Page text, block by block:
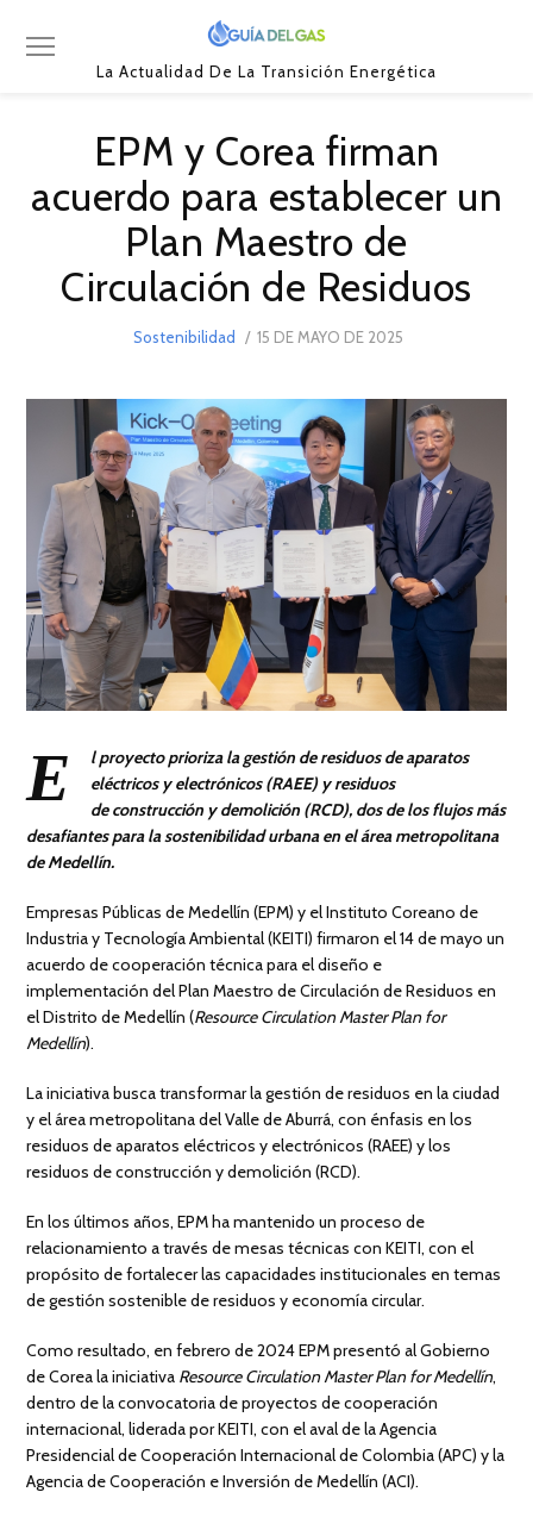
La Actualidad De La Transición Energética
EPM y Corea firman
acuerdo para establecer un
Plan Maestro de
Circulación de Residuos
Sostenibilidad
POSTED
15 DE MAYO DE 2025
E
l proyecto prioriza la gestión de residuos de aparatos
eléctricos y electrónicos (RAEE) y residuos
de construcción y demolición (RCD), dos de los flujos más
desafiantes para la sostenibilidad urbana en el área metropolitana
de Medellín.
Empresas Públicas de Medellín (EPM) y el Instituto Coreano de
Industria y Tecnología Ambiental (KEITI) firmaron el 14 de mayo un
acuerdo de cooperación técnica para el diseño e
implementación del Plan Maestro de Circulación de Residuos en
el Distrito de Medellín (Resource Circulation Master Plan for
Medellín).
La iniciativa busca transformar la gestión de residuos en la ciudad
y el área metropolitana del Valle de Aburrá, con énfasis en los
residuos de aparatos eléctricos y electrónicos (RAEE) y los
residuos de construcción y demolición (RCD).
En los últimos años, EPM ha mantenido un proceso de
relacionamiento a través de mesas técnicas con KEITI, con el
propósito de fortalecer las capacidades institucionales en temas
de gestión sostenible de residuos y economía circular.
Como resultado, en febrero de 2024 EPM presentó al Gobierno
de Corea la iniciativa Resource Circulation Master Plan for Medellín,
dentro de la convocatoria de proyectos de cooperación
internacional, liderada por KEITI, con el aval de la Agencia
Presidencial de Cooperación Internacional de Colombia (APC) y la
Agencia de Cooperación e Inversión de Medellín (ACI).